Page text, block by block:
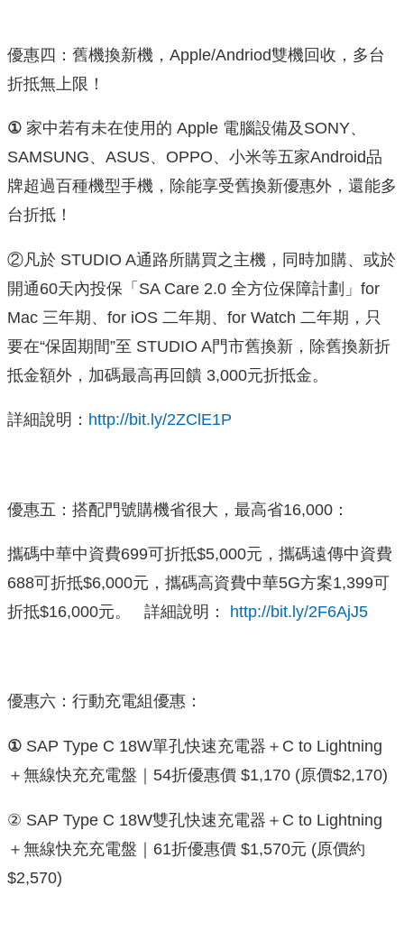
優惠四：舊機換新機，Apple/Andriod雙機回收，多台
折抵無上限！
① 家中若有未在使用的 Apple 電腦設備及SONY、
SAMSUNG、ASUS、OPPO、小米等五家Android品
牌超過百種機型手機，除能享受舊換新優惠外，還能多
台折抵！
②凡於 STUDIO A通路所購買之主機，同時加購、或於
開通60天內投保「SA Care 2.0 全方位保障計劃」for
Mac 三年期、for iOS 二年期、for Watch 二年期，只
要在“保固期間”至 STUDIO A門市舊換新，除舊換新折
抵金額外，加碼最高再回饋 3,000元折抵金。
詳細說明： http://bit.ly/2ZClE1P
優惠五：搭配門號購機省很大，最高省16,000：
攜碼中華中資費699可折抵$5,000元，攜碼遠傳中資費
688可折抵$6,000元，攜碼高資費中華5G方案1,399可
折抵$16,000元。 詳細說明： http://bit.ly/2F6AjJ5
優惠六：行動充電組優惠：
① SAP Type C 18W單孔快速充電器＋C to Lightning
＋無線快充充電盤｜54折優惠價 $1,170 (原價$2,170)
② SAP Type C 18W雙孔快速充電器＋C to Lightning
＋無線快充充電盤｜61折優惠價 $1,570元 (原價約
$2,570)